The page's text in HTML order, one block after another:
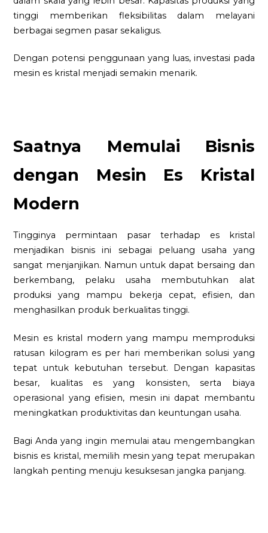
tinggi memberikan fleksibilitas dalam melayani
berbagai segmen pasar sekaligus.
Dengan potensi penggunaan yang luas, investasi pada
mesin es kristal menjadi semakin menarik.
Saatnya Memulai Bisnis
dengan Mesin Es Kristal
Modern
Tingginya permintaan pasar terhadap es kristal
menjadikan bisnis ini sebagai peluang usaha yang
sangat menjanjikan. Namun untuk dapat bersaing dan
berkembang, pelaku usaha membutuhkan alat
produksi yang mampu bekerja cepat, efisien, dan
menghasilkan produk berkualitas tinggi.
Mesin es kristal modern yang mampu memproduksi
ratusan kilogram es per hari memberikan solusi yang
tepat untuk kebutuhan tersebut. Dengan kapasitas
besar, kualitas es yang konsisten, serta biaya
operasional yang efisien, mesin ini dapat membantu
meningkatkan produktivitas dan keuntungan usaha.
Bagi Anda yang ingin memulai atau mengembangkan
bisnis es kristal, memilih mesin yang tepat merupakan
langkah penting menuju kesuksesan jangka panjang.